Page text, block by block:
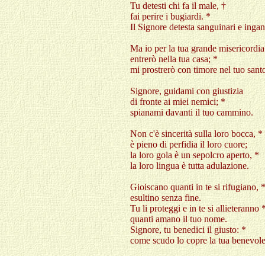
Tu detesti chi fa il male, †
fai perire i bugiardi. *
Il Signore detesta sanguinari e
Ma io per la tua grande
entrerò nella tua casa; *
mi prostrerò con timore nel tuo
Signore, guidami con giustizia
di fronte ai miei nemici; *
spianami davanti il tuo cammino.
Non c'è sincerità sulla loro bocca, *
è pieno di perfidia il loro cuore;
la loro gola è un sepolcro aperto, *
la loro lingua è tutta adulazione.
Gioiscano quanti in te si rifugiano, *
esultino senza fine.
Tu li proteggi e in te si allieteranno
quanti amano il tuo nome.
Signore, tu benedici il giusto: *
come scudo lo copre la tua